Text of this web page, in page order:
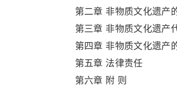
第二章 非物质文化遗产的
第三章 非物质文化遗产代
第四章 非物质文化遗产的
第五章 法律责任
第六章 附 则